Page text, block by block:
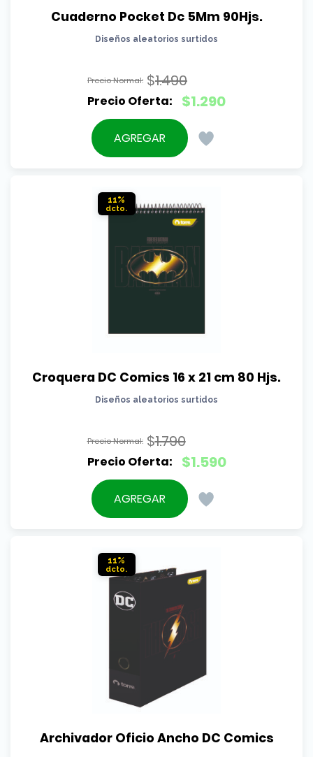
Cuaderno Pocket Dc 5Mm 90Hjs.
Diseños aleatorios surtidos
$1.490
El
precio
original
$1.290
El
precio
actual
AGREGAR
11%
Croquera DC Comics 16 x 21 cm 80 Hjs.
Diseños aleatorios surtidos
$1.790
El
precio
original
$1.590
El
precio
actual
AGREGAR
11%
Archivador Oficio Ancho DC Comics